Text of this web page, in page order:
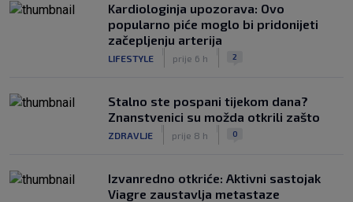
Kardiologinja upozorava: Ovo
popularno piće moglo bi pridonijeti
začepljenju arterija
LIFESTYLE prije 6 h 2
Stalno ste pospani tijekom dana?
Znanstvenici su možda otkrili zašto
ZDRAVLJE prije 8 h 0
Izvanredno otkriće: Aktivni sastojak
Viagre zaustavlja metastaze